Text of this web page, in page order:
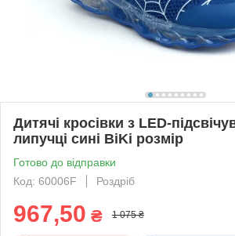
Дитячі кросівки з LED-
липучці сині BiKi розмір
Готово до відправки
Код: 60006F
Роздріб
967,50 ₴ 1 075 ₴